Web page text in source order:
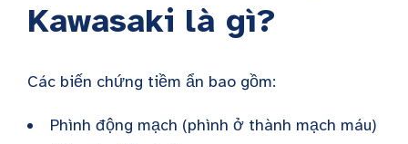
Kawasaki là gì?
Các biến chứng tiềm ẩn bao gồm:
Phình động mạch (phình ở thành mạch máu)